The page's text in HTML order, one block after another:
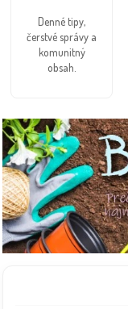
Denné tipy,
čerstvé správy a
komunitný
obsah.